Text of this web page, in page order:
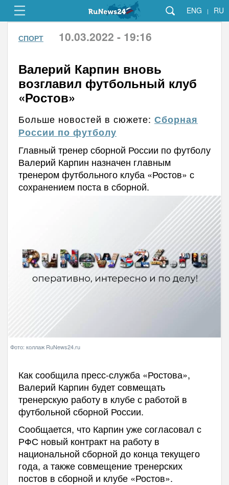
ENG | RU
СПОРТ 10.03.2022 - 19:16
Валерий Карпин вновь
возглавил футбольный клуб
«Ростов»
Больше новостей в сюжете: Сборная
России по футболу
Главный тренер сборной России по футболу
Валерий Карпин назначен главным
тренером футбольного клуба «Ростов» с
сохранением поста в сборной.
Фото: коллаж RuNews24.ru
Как сообщила пресс-служба «Ростова»,
Валерий Карпин будет совмещать
тренерскую работу в клубе с работой в
футбольной сборной России.
Сообщается, что Карпин уже согласовал с
РФС новый контракт на работу в
национальной сборной до конца текущего
года, а также совмещение тренерских
постов в сборной и клубе «Ростов».